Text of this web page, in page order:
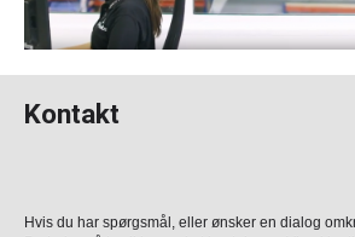
Kontakt
Hvis du har spørgsmål, eller ønsker en dialog